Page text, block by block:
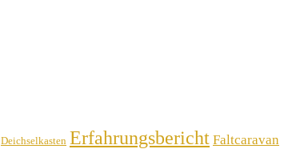
Deichselkasten Erfahrungsbericht Faltcaravan